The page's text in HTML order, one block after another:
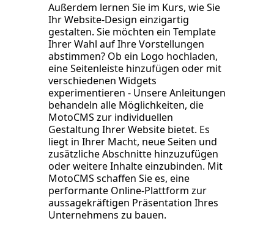
Außerdem lernen Sie im Kurs, wie Sie
Ihr Website-Design einzigartig
gestalten. Sie möchten ein Template
Ihrer Wahl auf Ihre Vorstellungen
abstimmen? Ob ein Logo hochladen,
eine Seitenleiste hinzufügen oder mit
verschiedenen Widgets
experimentieren - Unsere Anleitungen
behandeln alle Möglichkeiten, die
MotoCMS zur individuellen
Gestaltung Ihrer Website bietet. Es
liegt in Ihrer Macht, neue Seiten und
zusätzliche Abschnitte hinzuzufügen
oder weitere Inhalte einzubinden. Mit
MotoCMS schaffen Sie es, eine
performante Online-Plattform zur
aussagekräftigen Präsentation Ihres
Unternehmens zu bauen.